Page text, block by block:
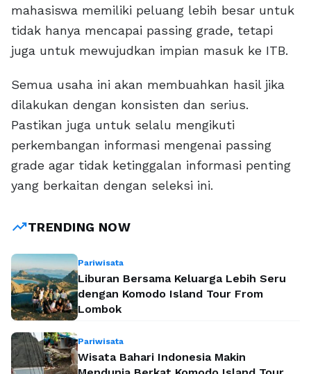
mahasiswa memiliki peluang lebih besar untuk
tidak hanya mencapai passing grade, tetapi
juga untuk mewujudkan impian masuk ke ITB.
Semua usaha ini akan membuahkan hasil jika
dilakukan dengan konsisten dan serius.
Pastikan juga untuk selalu mengikuti
perkembangan informasi mengenai passing
grade agar tidak ketinggalan informasi penting
yang berkaitan dengan seleksi ini.
trending_upTRENDING NOW
Pariwisata
Liburan Bersama Keluarga Lebih Seru
dengan Komodo Island Tour From
Lombok
Pariwisata
Wisata Bahari Indonesia Makin